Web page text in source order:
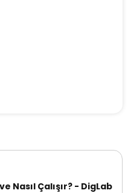
Nasıl Çalışır? - DigLab